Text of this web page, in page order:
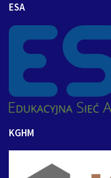
ESA
KGHM